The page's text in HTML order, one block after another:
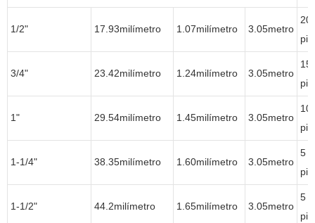
1/2" 17.93milímetro 1.07milímetro 3.05metro
20
3/4" 23.42milímetro 1.24milímetro 3.05metro
15
1" 29.54milímetro 1.45milímetro 3.05metro
10
1-1/4" 38.35milímetro 1.60milímetro 3.05metro
5
1-1/2" 44.2milímetro 1.65milímetro 3.05metro
5